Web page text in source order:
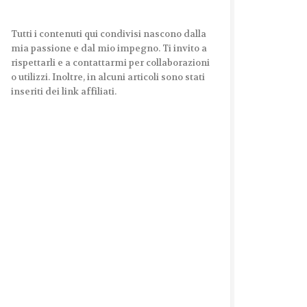
Tutti i contenuti qui condivisi nascono dalla
mia passione e dal mio impegno. Ti invito a
rispettarli e a contattarmi per collaborazioni
o utilizzi. Inoltre, in alcuni articoli sono stati
inseriti dei link affiliati.